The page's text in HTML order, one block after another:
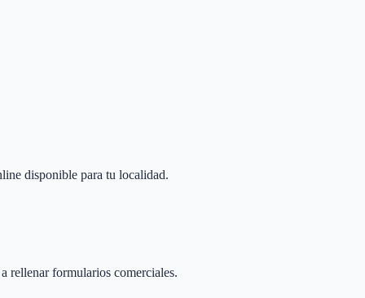
disponible para tu localidad.
rellenar formularios comerciales.